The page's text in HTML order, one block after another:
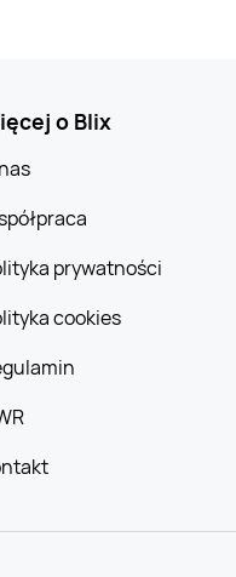
o Blix
prywatności
cookies